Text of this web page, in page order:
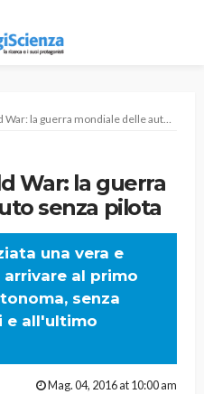
la guerra mondiale delle auto senza pilota
War: la guerra
senza pilota
una vera e
al primo
senza
e all'ultimo
Mag. 04, 2016 at 10:00 am